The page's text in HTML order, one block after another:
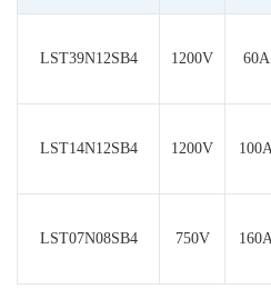
LST39N12SB4 1200V 60A
LST14N12SB4 1200V
LST07N08SB4 750V